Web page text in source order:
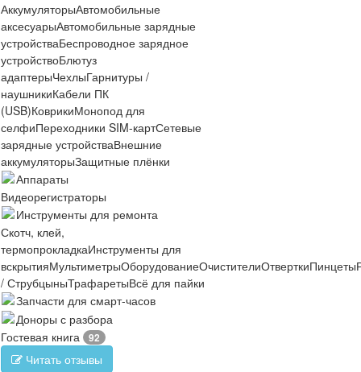
АккумуляторыАвтомобильные
аксесуарыАвтомобильные зарядные
устройстваБеспроводное зарядное
устройствоБлютуз
адаптерыЧехлыГарнитуры /
наушникиКабели ПК
(USB)КоврикиМонопод для
селфиПереходники SIM-картСетевые
зарядные устройстваВнешние
аккумуляторыЗащитные плёнки
Аппараты
Видеорегистраторы
Инструменты для ремонта
Скотч, клей,
термопрокладкаИнструменты для
вскрытияМультиметрыОборудованиеОчистителиОтверткиПинцеты
/ СтрубцыныТрафаретыВсё для пайки
Запчасти для смарт-часов
Доноры с разбора
Гостевая книга
92
Читать отзывы